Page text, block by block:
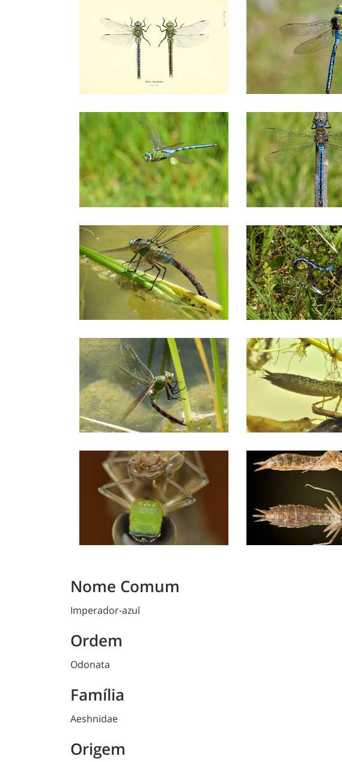
Nome Comum
Imperador-azul
Ordem
Odonata
Família
Aeshnidae
Origem